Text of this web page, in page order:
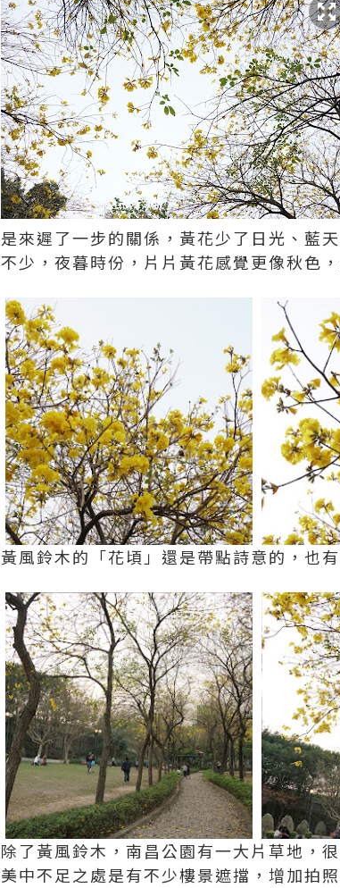
是來遲了一步的關係，黃花少了日光、藍
不少，夜暮時份，片片黃花感覺更像秋色
黃風鈴木的「花頃」還是帶點詩意的，也
除了黃風鈴木，南昌公園有一大片草地，
美中不足之處是有不少樓景遮擋，增加拍照